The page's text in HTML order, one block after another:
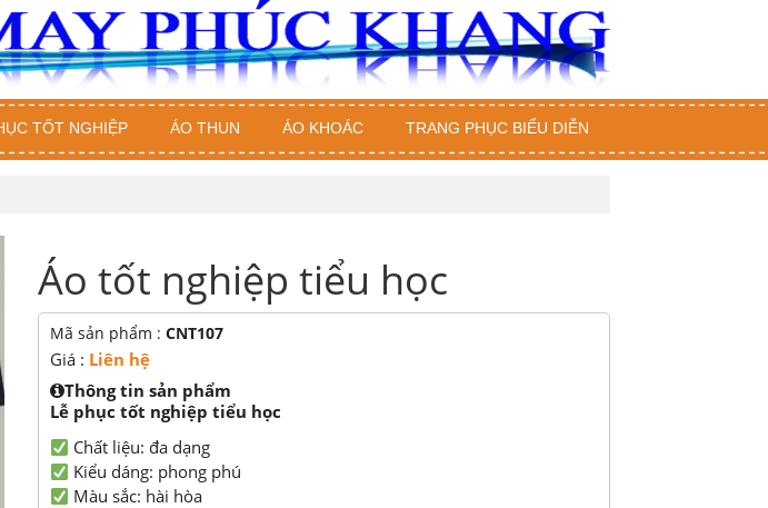
TỐT NGHIỆP ÁO THUN ÁO KHOÁC TRANG PHỤC BIỂU DIỄN
Áo tốt nghiệp tiểu học
Mã sản phẩm : CNT107
Giá : Liên hệ
Thông tin sản phẩm
Lễ phục tốt nghiệp tiểu học
Chất liệu: đa dạng
Kiểu dáng: phong phú
Màu sắc: hài hòa